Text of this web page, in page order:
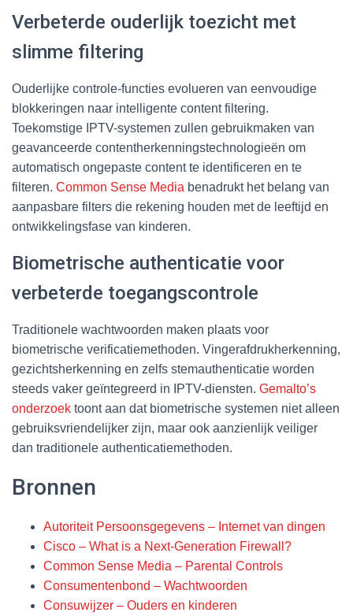
Verbeterde ouderlijk toezicht met
slimme filtering
Ouderlijke controle-functies evolueren van eenvoudige
blokkeringen naar intelligente content filtering.
Toekomstige IPTV-systemen zullen gebruikmaken van
geavanceerde contentherkenningstechnologieën om
automatisch ongepaste content te identificeren en te
filteren. Common Sense Media benadrukt het belang van
aanpasbare filters die rekening houden met de leeftijd en
ontwikkelingsfase van kinderen.
Biometrische authenticatie voor
verbeterde toegangscontrole
Traditionele wachtwoorden maken plaats voor
biometrische verificatiemethoden. Vingerafdrukherkenning,
gezichtsherkenning en zelfs stemauthenticatie worden
steeds vaker geïntegreerd in IPTV-diensten. Gemalto’s
onderzoek toont aan dat biometrische systemen niet alleen
gebruiksvriendelijker zijn, maar ook aanzienlijk veiliger
dan traditionele authenticatiemethoden.
Bronnen
Autoriteit Persoonsgegevens – Internet van dingen
Cisco – What is a Next-Generation Firewall?
Common Sense Media – Parental Controls
Consumentenbond – Wachtwoorden
Consuwijzer – Ouders en kinderen